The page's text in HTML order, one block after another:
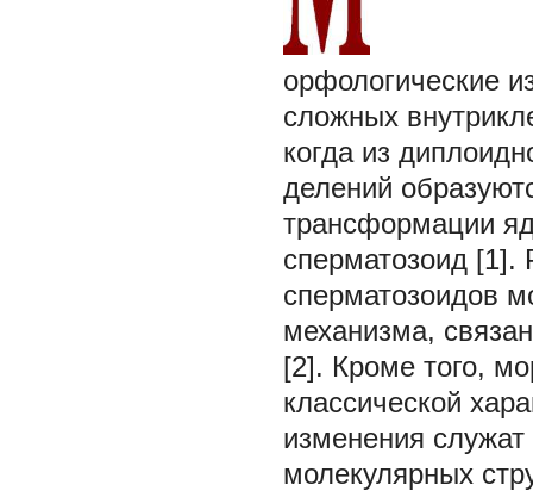
орфологические
сложных
когда из
делений
трансформации
сперматозоид [1].
сперматозоидов
механизма,
[2]. Кроме того,
классической
изменения
молекулярных